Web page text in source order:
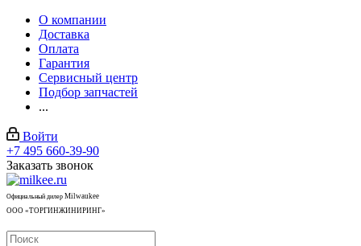
О компании
Доставка
Оплата
Гарантия
Сервисный центр
Подбор запчастей
...
Войти
+7 495 660-39-90
Заказать звонок
Официальный дилер Milwaukee
ООО «ТОРГИНЖИНИРИНГ»